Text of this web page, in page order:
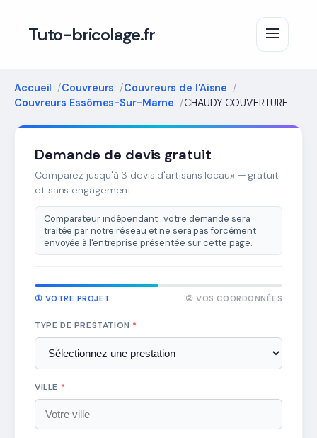
Tuto-bricolage.fr
Accueil Couvreurs
Couvreurs de l'Aisne
Couvreurs Essômes-Sur-Marne
CHAUDY COUVERTURE
Demande de devis gratuit
Comparez jusqu'à 3 devis d'artisans locaux — gratuit
et sans engagement.
Comparateur indépendant : votre demande sera
traitée par notre réseau et ne sera pas forcément
envoyée à l'entreprise présentée sur cette page.
① VOTRE PROJET ② VOS COORDONNÉES
TYPE DE PRESTATION *
VILLE *